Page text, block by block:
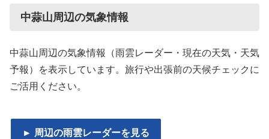
中蒜山周辺の気象情報
中蒜山周辺の気象情報（雨雲レーダー・現在の天気・天気
予報）を表示しています。旅行や出張前の天候チェックに
ご活用ください。
► 周辺の雨雲レーダーを見る